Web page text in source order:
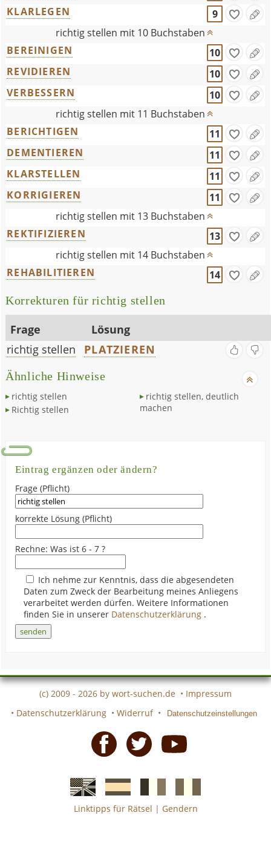
KLARLEGEN
9
richtig stellen mit 10 Buchstaben
BEREINIGEN
10
REVIDIEREN
10
VERBESSERN
10
richtig stellen mit 11 Buchstaben
BERICHTIGEN
11
DEMENTIEREN
11
KLARSTELLEN
11
KORRIGIEREN
11
richtig stellen mit 13 Buchstaben
REKTIFIZIEREN
13
richtig stellen mit 14 Buchstaben
REHABILITIEREN
14
Korrekturen für richtig stellen
Frage
Lösung
richtig stellen
PLATZIEREN
Ähnliche Hinweise
richtig stellen
Richtig stellen
richtig stellen, deutlich
machen
Eintrag ergänzen oder ändern?
Frage (Pflicht)
korrekte Lösung (Pflicht)
Rechne: Was ist 6 - 7 ?
Ich nehme zur Kenntnis, dass die abgesendeten
Daten zum Zweck der Bearbeitung meines Anliegens
verarbeitet werden dürfen. Weitere Informationen
finden Sie in unserer Datenschutzerklärung .
(c) 2009 - 2026 by wort-suchen.de • Impressum
• Datenschutzerklärung • Widerruf • Datenschutzeinstellungen
EnglischeSpanischefranzösicheitalienische
Linktipps für Rätsel | Gendern